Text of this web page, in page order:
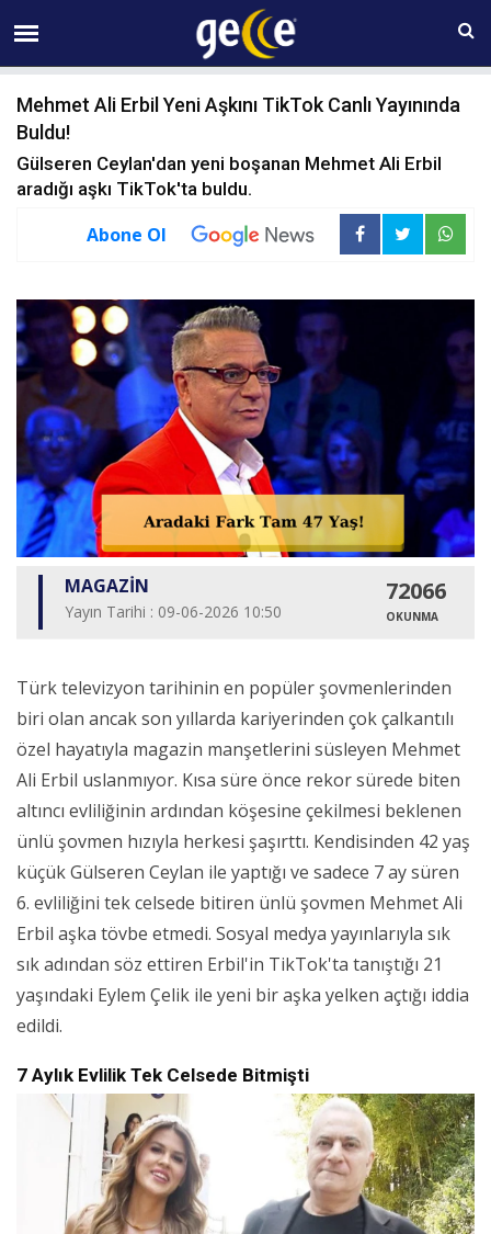
07 AĞUSTOS Cuma 07:24
Mehmet Ali Erbil Yeni Aşkını TikTok Canlı Yayınında
Buldu!
Gülseren Ceylan'dan yeni boşanan Mehmet Ali Erbil
aradığı aşkı TikTok'ta buldu.
Abone Ol
MAGAZİN
Yayın Tarihi : 09-06-2026 10:50
72066
OKUNMA
Türk televizyon tarihinin en popüler şovmenlerinden
biri olan ancak son yıllarda kariyerinden çok çalkantılı
özel hayatıyla magazin manşetlerini süsleyen Mehmet
Ali Erbil uslanmıyor. Kısa süre önce rekor sürede biten
altıncı evliliğinin ardından köşesine çekilmesi beklenen
ünlü şovmen hızıyla herkesi şaşırttı. Kendisinden 42 yaş
küçük Gülseren Ceylan ile yaptığı ve sadece 7 ay süren
6. evliliğini tek celsede bitiren ünlü şovmen Mehmet Ali
Erbil aşka tövbe etmedi. Sosyal medya yayınlarıyla sık
sık adından söz ettiren Erbil'in TikTok'ta tanıştığı 21
yaşındaki Eylem Çelik ile yeni bir aşka yelken açtığı iddia
edildi.
7 Aylık Evlilik Tek Celsede Bitmişti